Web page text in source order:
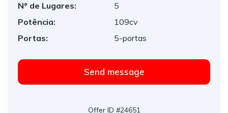
Nº de Lugares:
5
Potência:
109cv
Portas:
5-portas
Send message
Offer ID #24651